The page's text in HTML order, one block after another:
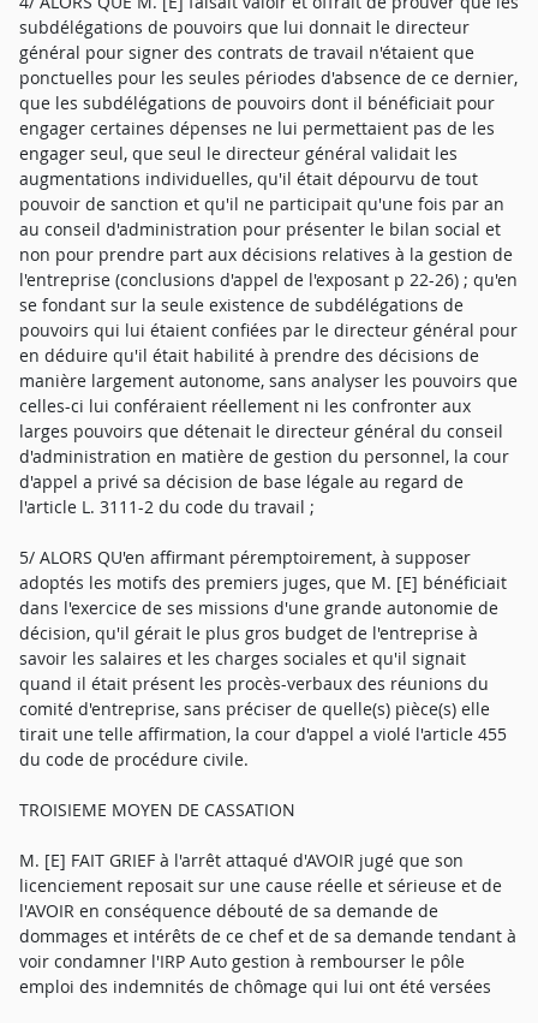
subdélégations de pouvoirs que lui donnait le directeur
général pour signer des contrats de travail n'étaient que
ponctuelles pour les seules périodes d'absence de ce dernier,
que les subdélégations de pouvoirs dont il bénéficiait pour
engager certaines dépenses ne lui permettaient pas de les
engager seul, que seul le directeur général validait les
augmentations individuelles, qu'il était dépourvu de tout
pouvoir de sanction et qu'il ne participait qu'une fois par an
au conseil d'administration pour présenter le bilan social et
non pour prendre part aux décisions relatives à la gestion de
l'entreprise (conclusions d'appel de l'exposant p 22-26) ; qu'en
se fondant sur la seule existence de subdélégations de
pouvoirs qui lui étaient confiées par le directeur général pour
en déduire qu'il était habilité à prendre des décisions de
manière largement autonome, sans analyser les pouvoirs que
celles-ci lui conféraient réellement ni les confronter aux
larges pouvoirs que détenait le directeur général du conseil
d'administration en matière de gestion du personnel, la cour
d'appel a privé sa décision de base légale au regard de
l'article L. 3111-2 du code du travail ;
5/ ALORS QU'en affirmant péremptoirement, à supposer
adoptés les motifs des premiers juges, que M. [E] bénéficiait
dans l'exercice de ses missions d'une grande autonomie de
décision, qu'il gérait le plus gros budget de l'entreprise à
savoir les salaires et les charges sociales et qu'il signait
quand il était présent les procès-verbaux des réunions du
comité d'entreprise, sans préciser de quelle(s) pièce(s) elle
tirait une telle affirmation, la cour d'appel a violé l'article 455
du code de procédure civile.
TROISIEME MOYEN DE CASSATION
M. [E] FAIT GRIEF à l'arrêt attaqué d'AVOIR jugé que son
licenciement reposait sur une cause réelle et sérieuse et de
l'AVOIR en conséquence débouté de sa demande de
dommages et intérêts de ce chef et de sa demande tendant à
voir condamner l'IRP Auto gestion à rembourser le pôle
emploi des indemnités de chômage qui lui ont été versées